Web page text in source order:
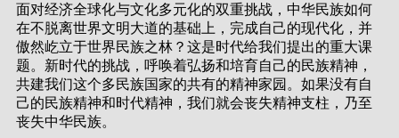
面对经济全球化与文化多元化的双重挑战，中华民族如何
在不脱离世界文明大道的基础上，完成自己的现代化，并
傲然屹立于世界民族之林？这是时代给我们提出的重大课
题。新时代的挑战，呼唤着弘扬和培育自己的民族精神，
共建我们这个多民族国家的共有的精神家园。如果没有自
己的民族精神和时代精神，我们就会丧失精神支柱，乃至
丧失中华民族。